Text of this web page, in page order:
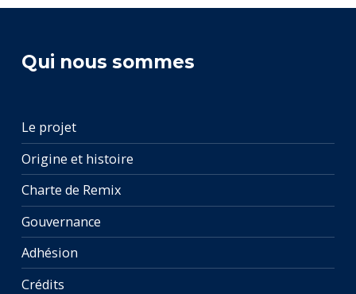
Qui nous sommes
Le projet
Origine et histoire
Charte de Remix
Gouvernance
Adhésion
Crédits